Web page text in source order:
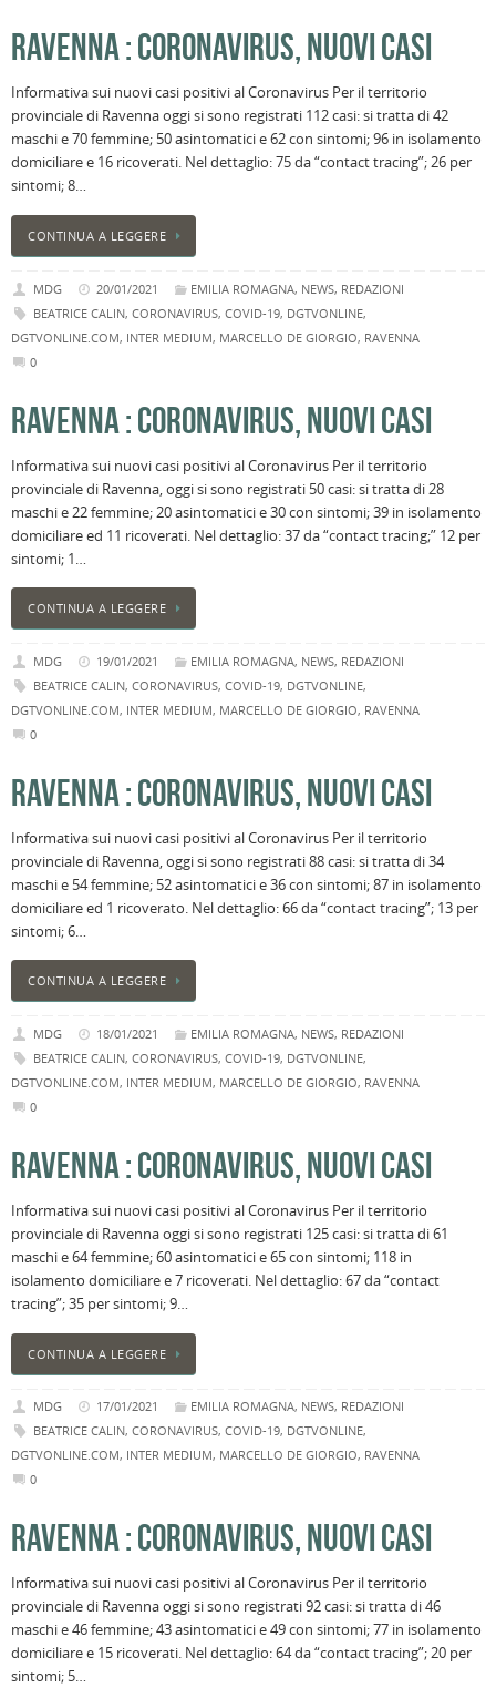
RAVENNA : CORONAVIRUS, NUOVI CASI
Informativa sui nuovi casi positivi al Coronavirus Per il territorio
provinciale di Ravenna oggi si sono registrati 112 casi: si tratta di 42
maschi e 70 femmine; 50 asintomatici e 62 con sintomi; 96 in isolamento
domiciliare e 16 ricoverati. Nel dettaglio: 75 da “contact tracing”; 26 per
sintomi; 8…
CONTINUA A LEGGERE
MDG 20/01/2021 EMILIA ROMAGNA, NEWS, REDAZIONI
BEATRICE CALIN, CORONAVIRUS, COVID-19, DGTVONLINE,
DGTVONLINE.COM, INTER MEDIUM, MARCELLO DE GIORGIO, RAVENNA
0
RAVENNA : CORONAVIRUS, NUOVI CASI
Informativa sui nuovi casi positivi al Coronavirus Per il territorio
provinciale di Ravenna, oggi si sono registrati 50 casi: si tratta di 28
maschi e 22 femmine; 20 asintomatici e 30 con sintomi; 39 in isolamento
domiciliare ed 11 ricoverati. Nel dettaglio: 37 da “contact tracing;” 12 per
sintomi; 1…
CONTINUA A LEGGERE
MDG 19/01/2021 EMILIA ROMAGNA, NEWS, REDAZIONI
BEATRICE CALIN, CORONAVIRUS, COVID-19, DGTVONLINE,
DGTVONLINE.COM, INTER MEDIUM, MARCELLO DE GIORGIO, RAVENNA
0
RAVENNA : CORONAVIRUS, NUOVI CASI
Informativa sui nuovi casi positivi al Coronavirus Per il territorio
provinciale di Ravenna, oggi si sono registrati 88 casi: si tratta di 34
maschi e 54 femmine; 52 asintomatici e 36 con sintomi; 87 in isolamento
domiciliare ed 1 ricoverato. Nel dettaglio: 66 da “contact tracing”; 13 per
sintomi; 6…
CONTINUA A LEGGERE
MDG 18/01/2021 EMILIA ROMAGNA, NEWS, REDAZIONI
BEATRICE CALIN, CORONAVIRUS, COVID-19, DGTVONLINE,
DGTVONLINE.COM, INTER MEDIUM, MARCELLO DE GIORGIO, RAVENNA
0
RAVENNA : CORONAVIRUS, NUOVI CASI
Informativa sui nuovi casi positivi al Coronavirus Per il territorio
provinciale di Ravenna oggi si sono registrati 125 casi: si tratta di 61
maschi e 64 femmine; 60 asintomatici e 65 con sintomi; 118 in
isolamento domiciliare e 7 ricoverati. Nel dettaglio: 67 da “contact
tracing”; 35 per sintomi; 9…
CONTINUA A LEGGERE
MDG 17/01/2021 EMILIA ROMAGNA, NEWS, REDAZIONI
BEATRICE CALIN, CORONAVIRUS, COVID-19, DGTVONLINE,
DGTVONLINE.COM, INTER MEDIUM, MARCELLO DE GIORGIO, RAVENNA
0
RAVENNA : CORONAVIRUS, NUOVI CASI
Informativa sui nuovi casi positivi al Coronavirus Per il territorio
provinciale di Ravenna oggi si sono registrati 92 casi: si tratta di 46
maschi e 46 femmine; 43 asintomatici e 49 con sintomi; 77 in isolamento
domiciliare e 15 ricoverati. Nel dettaglio: 64 da “contact tracing”; 20 per
sintomi; 5…